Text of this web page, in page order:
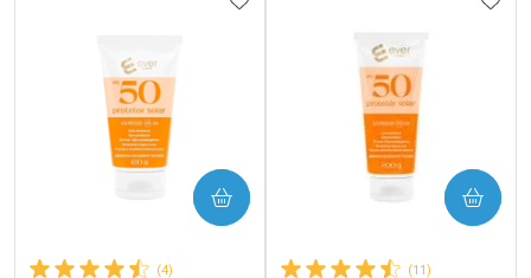
(4)
COMPRAR
(11)
COMPRAR